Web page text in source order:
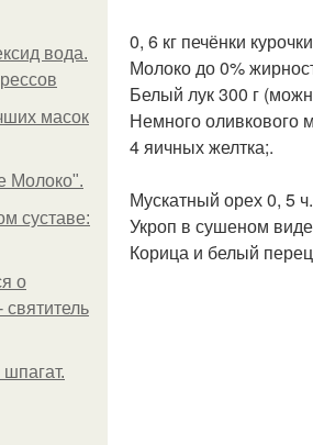
вода.
масок
Молоко".
суставе:
о
святитель
0, 6 кг печёнки
Молоко до 0%
Белый лук 300 г
Немного оливкового
4 яичных желтка;.
Мускатный орех 0, 5
Укроп в сушеном
Корица и белый